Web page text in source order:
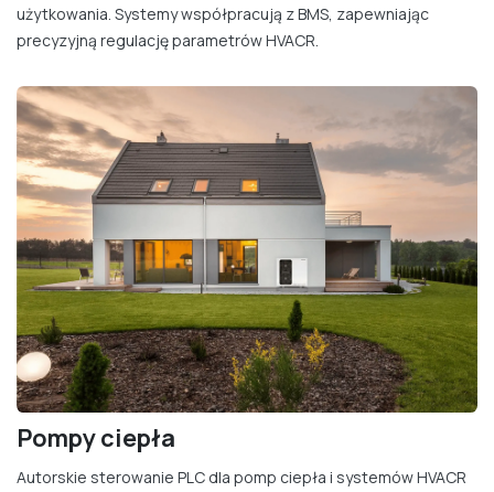
użytkowania. Systemy współpracują z BMS, zapewniając
precyzyjną regulację parametrów HVACR.
Pompy ciepła
Autorskie sterowanie PLC dla pomp ciepła i systemów HVACR